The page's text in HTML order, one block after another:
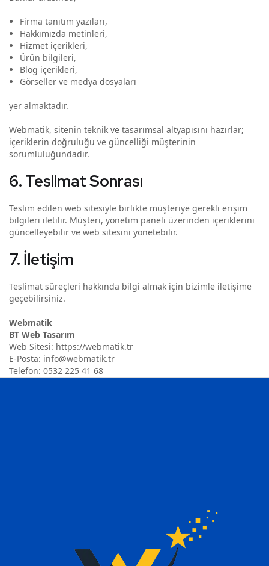
Firma tanıtım yazıları,
Hakkımızda metinleri,
Hizmet içerikleri,
Ürün bilgileri,
Blog içerikleri,
Görseller ve medya dosyaları
yer almaktadır.
Webmatik, sitenin teknik ve tasarımsal altyapısını hazırlar;
içeriklerin doğruluğu ve güncelliği müşterinin
sorumluluğundadır.
6. Teslimat Sonrası
Teslim edilen web sitesiyle birlikte müşteriye gerekli erişim
bilgileri iletilir. Müşteri, yönetim paneli üzerinden içeriklerini
güncelleyebilir ve web sitesini yönetebilir.
7. İletişim
Teslimat süreçleri hakkında bilgi almak için bizimle iletişime
geçebilirsiniz.
Webmatik
BT Web Tasarım
Web Sitesi: https://webmatik.tr
E-Posta: info@webmatik.tr
Telefon: 0532 225 41 68